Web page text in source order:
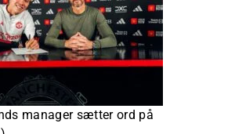
manager sætter ord på